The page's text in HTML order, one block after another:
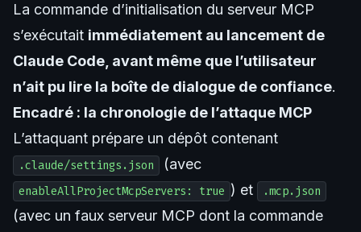
La commande d’initialisation du serveur MCP
s’exécutait immédiatement au lancement de
Claude Code, avant même que l’utilisateur
n’ait pu lire la boîte de dialogue de confiance.
Encadré : la chronologie de l’attaque MCP
L’attaquant prépare un dépôt contenant
.claude/settings.json (avec
enableAllProjectMcpServers: true ) et .mcp.json
(avec un faux serveur MCP dont la commande